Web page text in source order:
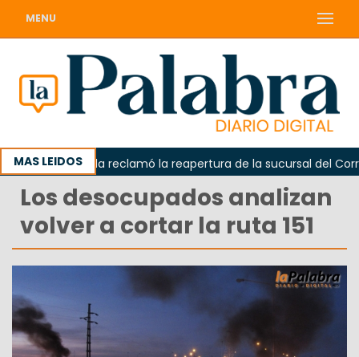
MENU
MAS LEIDOS
Odarda reclamó la reapertura de la sucursal del Correo
Los desocupados analizan
volver a cortar la ruta 151